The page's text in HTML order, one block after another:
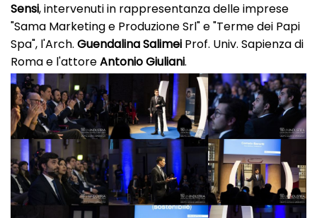
Sensi, intervenuti in rappresentanza delle imprese
"Sama Marketing e Produzione Srl" e "Terme dei Papi
Spa", l'Arch. Guendalina Salimei Prof. Univ. Sapienza di
Roma e l'attoreAntonio Giuliani.